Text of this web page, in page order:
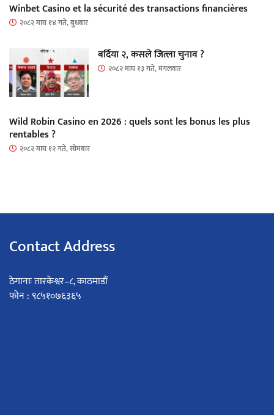
Winbet Casino et la sécurité des transactions financières
२०८२ माघ १४ गते, बुधबार
बर्दिया २, कसले जित्ला चुनाव ?
२०८२ माघ १३ गते, मंगलवार
Wild Robin Casino en 2026 : quels sont les bonus les plus
rentables ?
२०८२ माघ १२ गते, सोमबार
Contact Address
ठेगानाः तारकेश्वर–८, काठमाडौं
फोन : ९८५१०७६३६५